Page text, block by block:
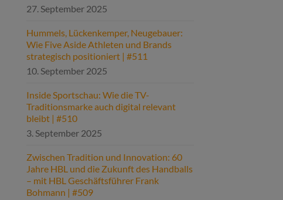
27. September 2025
Hummels, Lückenkemper, Neugebauer:
Wie Five Aside Athleten und Brands
strategisch positioniert | #511
10. September 2025
Inside Sportschau: Wie die TV-
Traditionsmarke auch digital relevant
bleibt | #510
3. September 2025
Zwischen Tradition und Innovation: 60
Jahre HBL und die Zukunft des Handballs
– mit HBL Geschäftsführer Frank
Bohmann | #509